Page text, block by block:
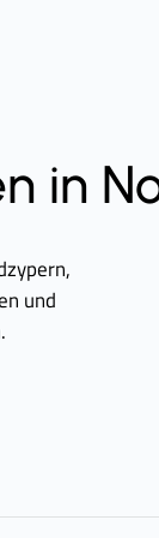
in
und